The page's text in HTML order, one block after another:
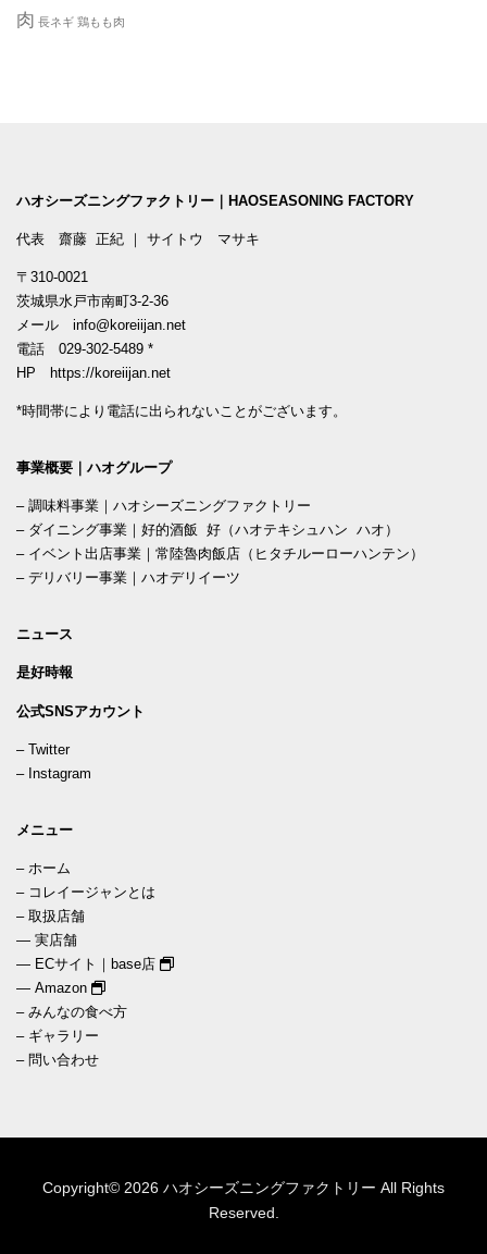
肉 長ネギ 鶏もも肉
ハオシーズニングファクトリー｜HAOSEASONING FACTORY
代表 齋藤 正紀 ｜ サイトウ マサキ
〒310-0021
茨城県水戸市南町3-2-36
メール info@koreiijan.net
電話 029-302-5489 *
HP
https://koreiijan.net
*時間帯により電話に出られないことがございます。
事業概要｜ハオグループ
– 調味料事業｜ハオシーズニングファクトリー
– ダイニング事業｜好的酒飯 好（ハオテキシュハン ハオ）
– イベント出店事業｜常陸魯肉飯店（ヒタチルーローハンテン）
– デリバリー事業｜ハオデリイーツ
ニュース
是好時報
公式SNSアカウント
– Twitter
– Instagram
メニュー
– ホーム
– コレイージャンとは
– 取扱店舗
— 実店舗
— ECサイト｜base店
— Amazon
– みんなの食べ方
– ギャラリー
– 問い合わせ
Copyright© 2026 ハオシーズニングファクトリー All Rights
Reserved.